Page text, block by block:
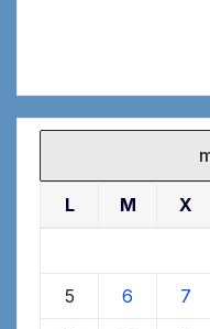
L M X
5 6 7